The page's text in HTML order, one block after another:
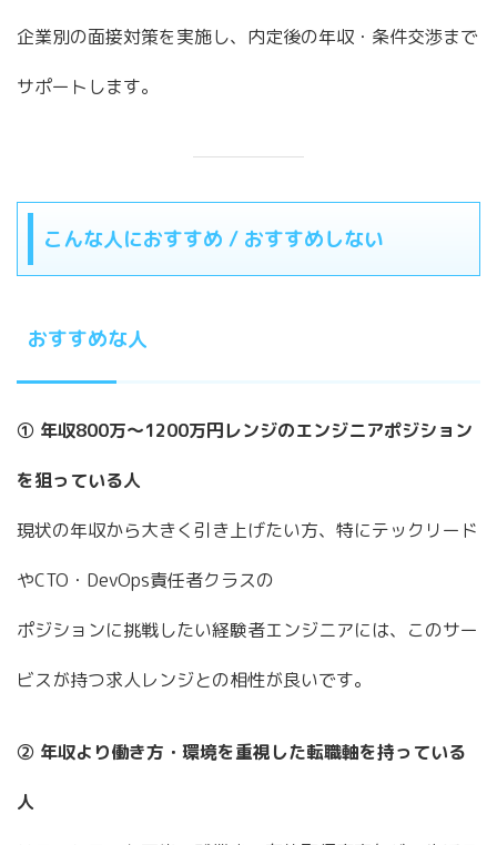
企業別の面接対策を実施し、内定後の年収・条件交渉まで
サポートします。
こんな人におすすめ / おすすめしない
おすすめな人
① 年収800万〜1200万円レンジのエンジニアポジション
を狙っている人
現状の年収から大きく引き上げたい方、特にテックリード
やCTO・DevOps責任者クラスの
ポジションに挑戦したい経験者エンジニアには、このサー
ビスが持つ求人レンジとの相性が良いです。
② 年収より働き方・環境を重視した転職軸を持っている
人